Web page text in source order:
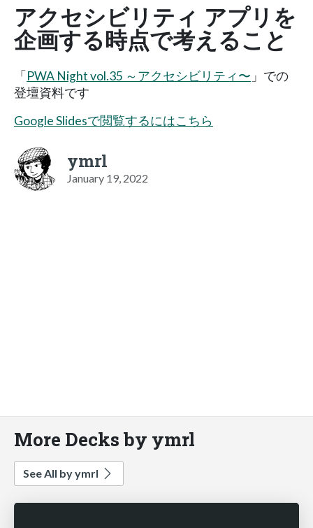
アクセシビリティ アプリを
企画する時点で考えること
「PWA Night vol.35 ～アクセシビリティ〜 」での
登壇資料です
Google Slidesで閲覧するにはこちら
ymrl
January 19, 2022
More Decks by ymrl
See All by ymrl